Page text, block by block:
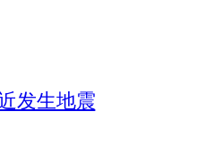
发生地震